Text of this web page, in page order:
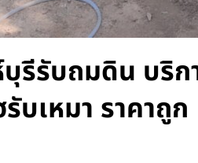
รีรับถมดิน บริก
บเหมา ราคาถูก